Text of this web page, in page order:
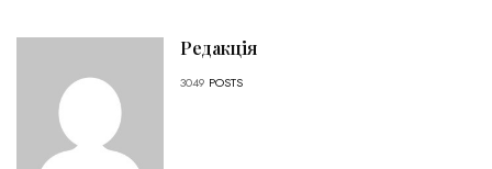
Редакція
3049 POSTS